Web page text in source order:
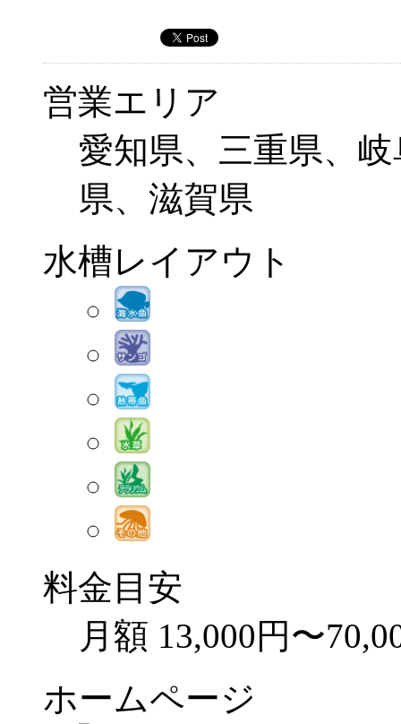
営業エリア
愛知県、三重県、岐
県、滋賀県
水槽レイアウト
料金目安
月額 13,000円〜
ホームページ